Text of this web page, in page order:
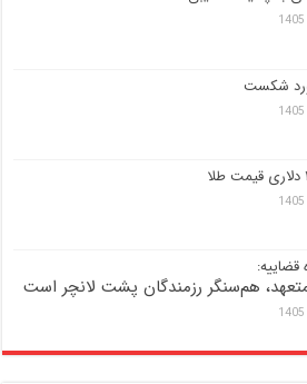
شکست
متعهد، هم‌سنگر رزمندگان پشت لانچر است